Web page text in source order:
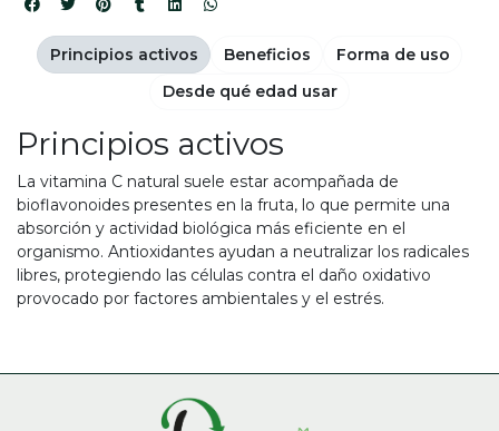
Principios activos
La vitamina C natural suele estar acompañada de
bioflavonoides presentes en la fruta, lo que permite una
absorción y actividad biológica más eficiente en el
organismo. Antioxidantes ayudan a neutralizar los radicales
libres, protegiendo las células contra el daño oxidativo
provocado por factores ambientales y el estrés.
Principios activos Beneficios
Forma de uso
Desde qué edad usar